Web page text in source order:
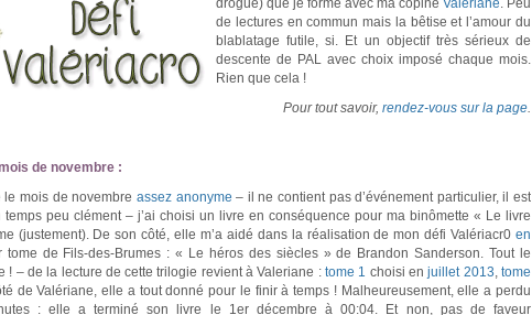
drogué) que je forme avec ma copine Valériane. Peu
de lectures en commun mais la bêtise et l’amour du
blablatage futile, si. Et un objectif très sérieux de
descente de PAL avec choix imposé chaque mois.
Rien que cela !
Pour tout savoir, rendez-vous sur la page.
de novembre :
mois de novembre assez anonyme – il ne contient pas d’événement particulier, il est
peu clément – j’ai choisi un livre en conséquence pour ma binômette « Le livre
(justement). De son côté, elle m’a aidé dans la réalisation de mon défi Valériacr0 en
de Fils-des-Brumes : « Le héros des siècles » de Brandon Sanderson. Tout le
! – de la lecture de cette trilogie revient à Valeriane :tome 1 choisi enjuillet 2013,tome
de Valériane, elle a tout donné pour le finir à temps ! Malheureusement, elle a perdu
: elle a terminé son livre le 1er décembre à 00:04. Et non, pas de faveur